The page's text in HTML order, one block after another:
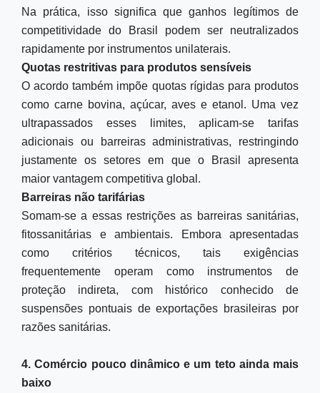
Na prática, isso significa que ganhos legítimos de
competitividade do Brasil podem ser neutralizados
rapidamente por instrumentos unilaterais.
Quotas restritivas para produtos sensíveis
O acordo também impõe quotas rígidas para produtos
como carne bovina, açúcar, aves e etanol. Uma vez
ultrapassados esses limites, aplicam-se tarifas
adicionais ou barreiras administrativas, restringindo
justamente os setores em que o Brasil apresenta
maior vantagem competitiva global.
Barreiras não tarifárias
Somam-se a essas restrições as barreiras sanitárias,
fitossanitárias e ambientais. Embora apresentadas
como critérios técnicos, tais exigências
frequentemente operam como instrumentos de
proteção indireta, com histórico conhecido de
suspensões pontuais de exportações brasileiras por
razões sanitárias.
4. Comércio pouco dinâmico e um teto ainda mais
baixo